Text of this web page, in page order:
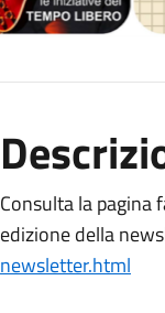
Consulta la pagina
edizione della
newsletter.html